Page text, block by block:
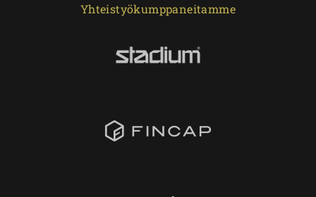
Yhteistyökumppaneitamme